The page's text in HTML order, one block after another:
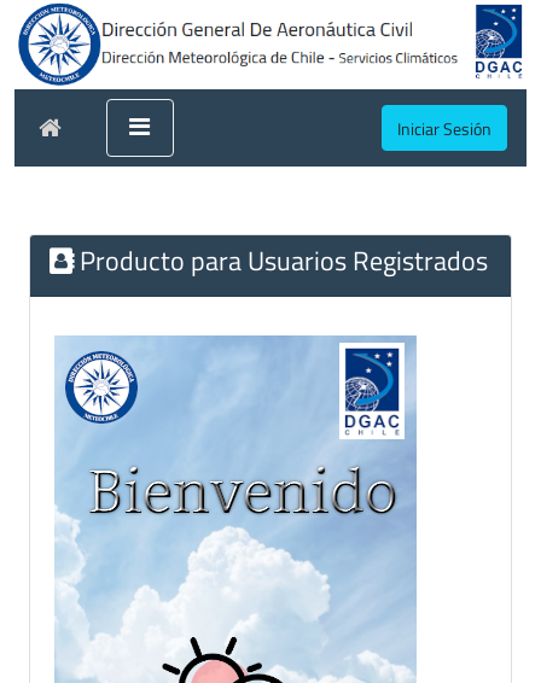
Iniciar Sesión
Producto para Usuarios Registrados